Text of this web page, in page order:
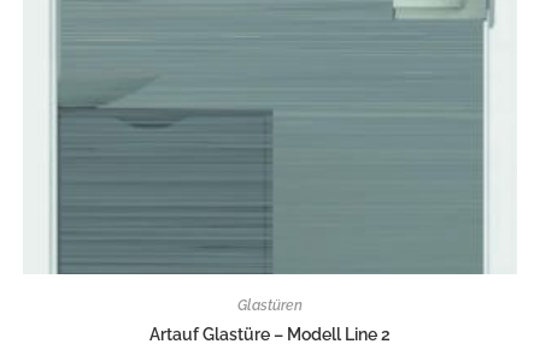
Glastüren
Artauf Glastüre – Modell Line 2